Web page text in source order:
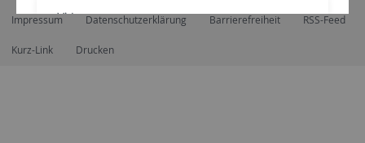
Impressum Datenschutzerklärung Barrierefreiheit RSS-Feed
Kurz-Link Drucken
Videos